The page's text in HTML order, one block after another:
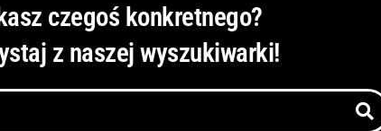
czegoś konkretnego?
z naszej wyszukiwarki!